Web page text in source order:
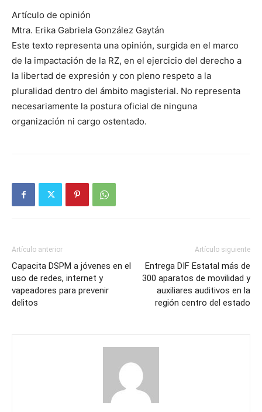
Artículo de opinión
Mtra. Erika Gabriela González Gaytán
Este texto representa una opinión, surgida en el marco
de la impactación de la RZ, en el ejercicio del derecho a
la libertad de expresión y con pleno respeto a la
pluralidad dentro del ámbito magisterial. No representa
necesariamente la postura oficial de ninguna
organización ni cargo ostentado.
Artículo anterior
Capacita DSPM a jóvenes en el
uso de redes, internet y
vapeadores para prevenir
delitos
Artículo siguiente
Entrega DIF Estatal más de
300 aparatos de movilidad y
auxiliares auditivos en la
región centro del estado